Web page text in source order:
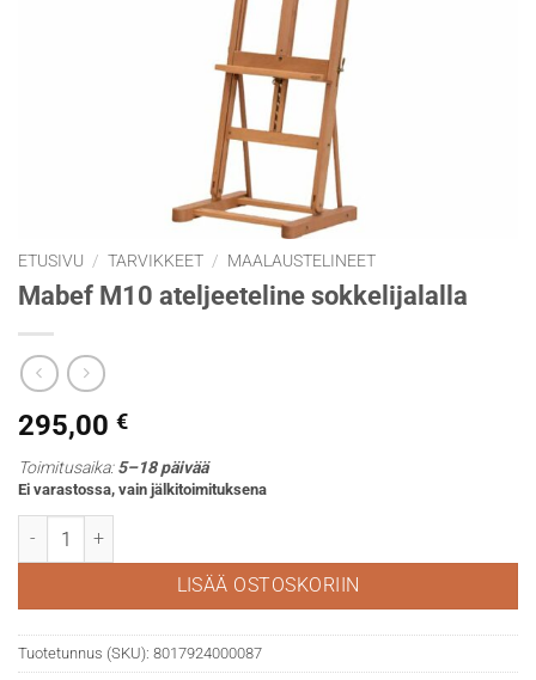
ETUSIVU / TARVIKKEET / MAALAUSTELINEET
Mabef M10 ateljeeteline sokkelijalalla
295,00 €
Toimitusaika:5–18 päivää
Ei varastossa, vain jälkitoimituksena
Mabef M10 ateljeeteline sokkelijalalla määrä
LISÄÄ OSTOSKORIIN
Tuotetunnus (SKU): 8017924000087